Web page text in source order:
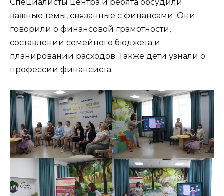
Специалисты центра и ребята обсудили
важные темы, связанные с финансами. Они
говорили о финансовой грамотности,
составлении семейного бюджета и
планировании расходов. Также дети узнали о
профессии финансиста.